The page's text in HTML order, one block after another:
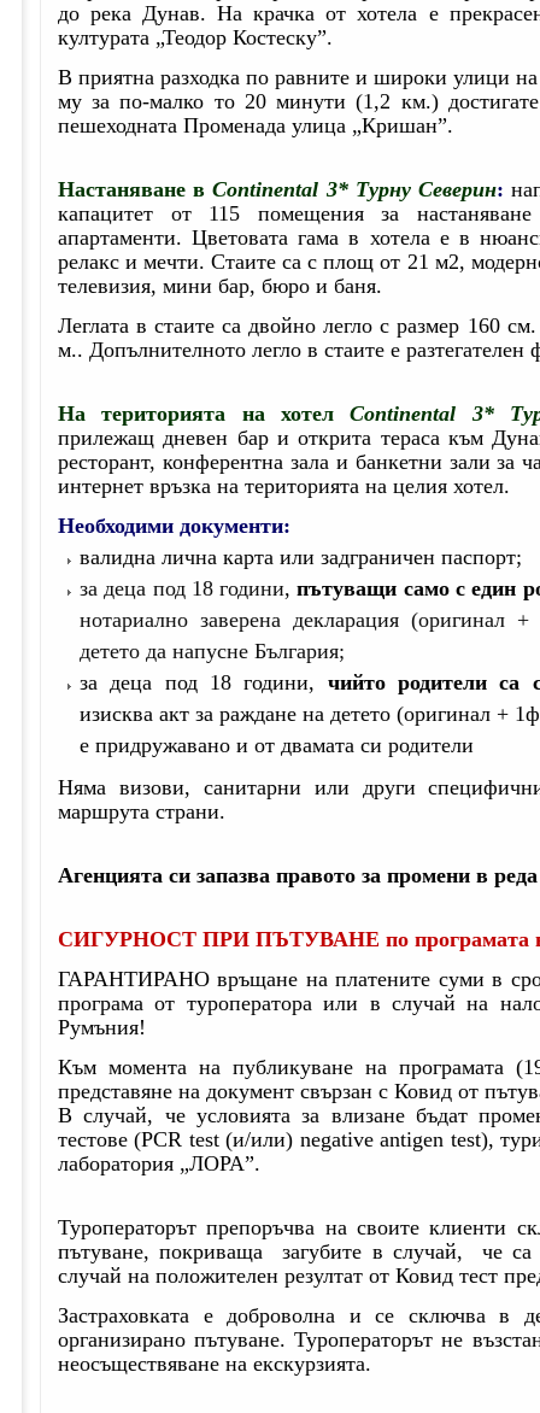
до река Дунав. На крачка от хотела е
културата „Теодор Костеску”.
В приятна разходка по равните и широки улици
му за по-малко то 20 минути (1,2 км.)
пешеходната Променада улица „Кришан”.
Настаняване в Continental 3* Турну Северин:
капацитет от 115 помещения за
апартаменти. Цветовата гама в хотела е в
релакс и мечти. Стаите са с площ от 21 м2,
телевизия, мини бар, бюро и баня.
Леглата в стаите са двойно легло с размер 160
м.. Допълнителното легло в стаите е разтегателен
На територията на хотел
Continental 3*
прилежащ дневен бар и открита тераса към
ресторант, конферентна зала и банкетни зали за
интернет връзка на територията на целия хотел.
Необходими документи:
валидна лична карта или задграничен паспорт;
за деца под 18 години,пътуващи само с един
нотариално заверена декларация (оригинал
детето да напусне България;
за деца под 18 години, чийто родители са
изисква акт за раждане на детето (оригинал +
е придружавано и от двамата си родители
Няма визови, санитарни или други
маршрута страни.
Агенцията си запазва правото за промени в
СИГУРНОСТ ПРИ ПЪТУВАНЕ по програмата
ГАРАНТИРАНО връщане на платените суми в
програма от туроператора или в случай на
Румъния!
Към момента на публикуване на програмата
представяне на документ свързан с Ковид от
В случай, че условията за влизане бъдат
тестове (PCR test (и/или) negative antigen test),
лаборатория „ЛОРА”.
Туроператорът препоръчва на своите клиенти
пътуване, покриваща загубите в случай, че са
случай на положителен резултат от Ковид тест
Застраховката е доброволна и се сключва в
организирано пътуване. Туроператорът не
неосъществяване на екскурзиятa.